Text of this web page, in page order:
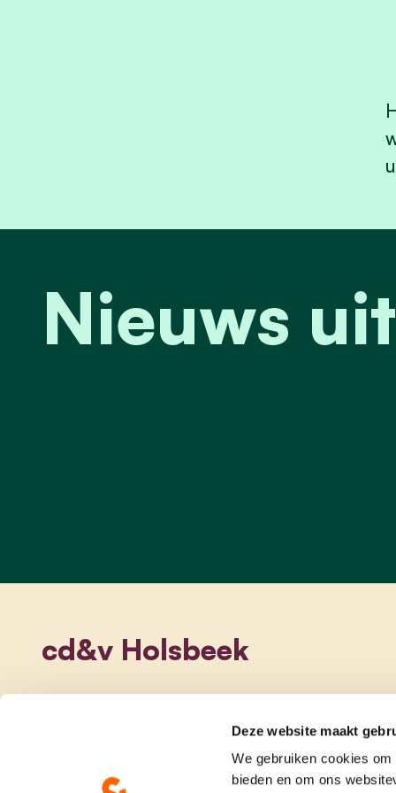
Deze website maakt
We gebruiken cookies
bieden en om ons
Nieuws
cd&v Holsbeek